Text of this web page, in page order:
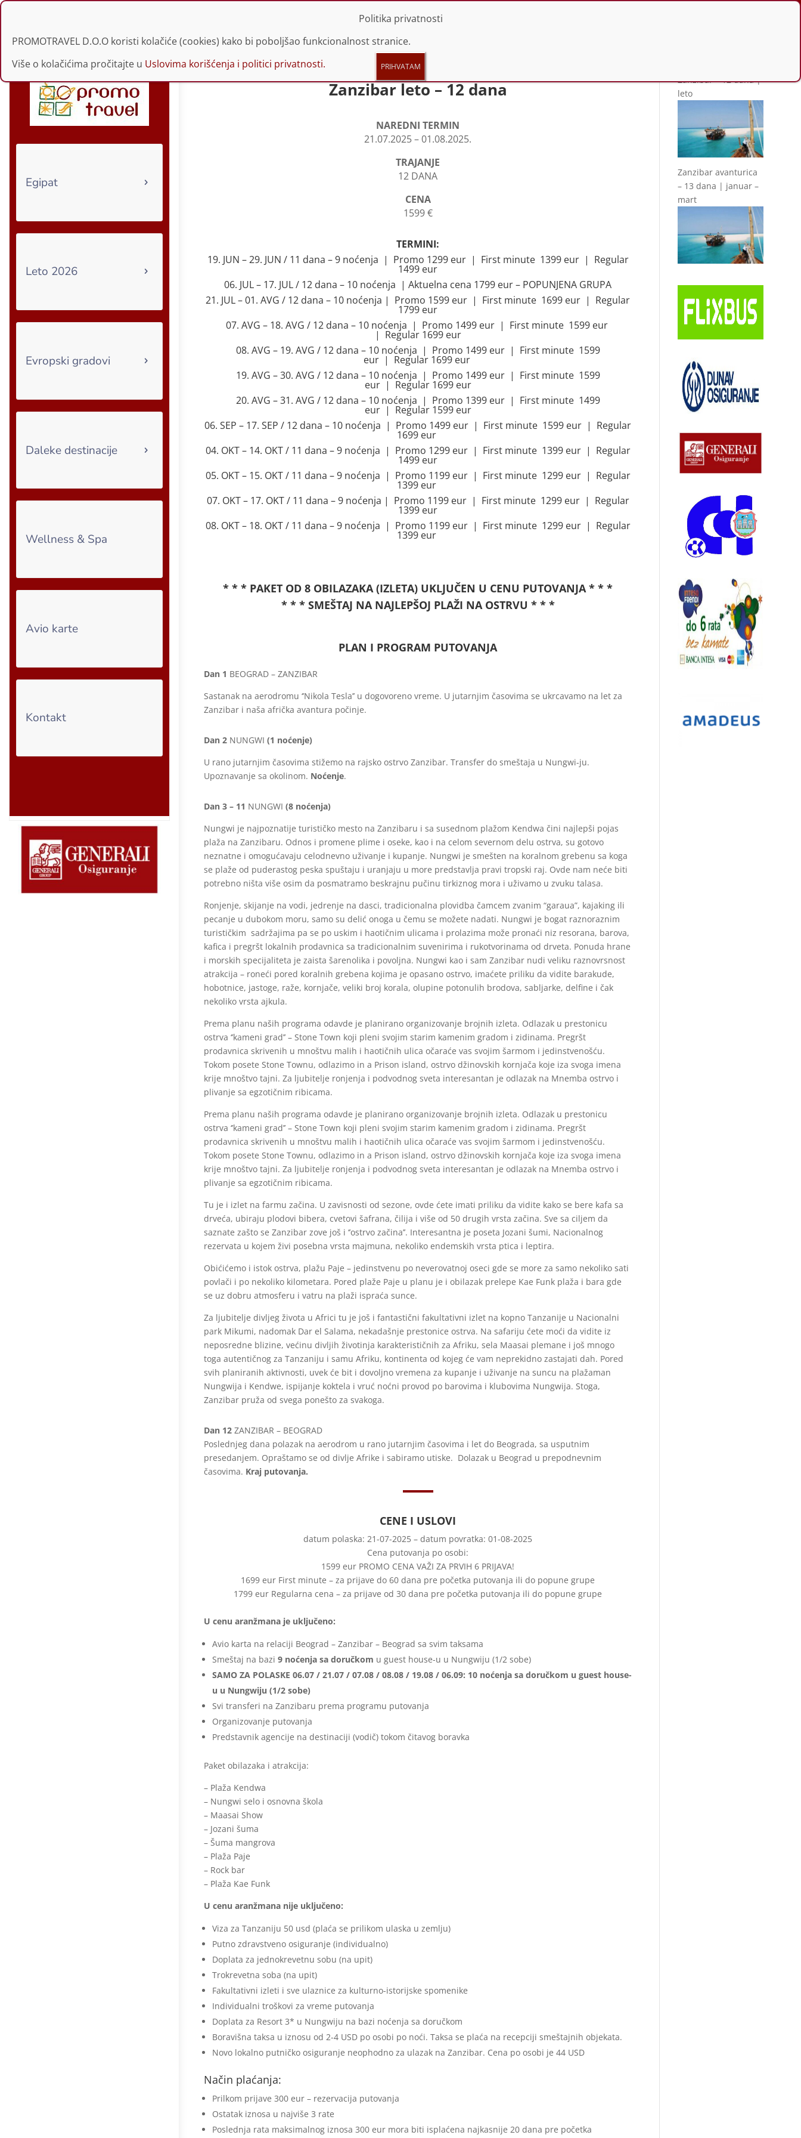
Egipat
Leto 2026
Evropski gradovi
Daleke destinacije
Wellness & Spa
Avio karte
Kontakt
Zanzibar leto – 12 dana
NAREDNI TERMIN
21.07.2025 – 01.08.2025.
TRAJANJE
12 DANA
CENA
1599 €
TERMINI:
19. JUN – 29. JUN / 11 dana – 9 noćenja | Promo 1299 eur | First minute 1399 eur | Regular
1499 eur
06. JUL – 17. JUL / 12 dana – 10 noćenja | Aktuelna cena 1799 eur – POPUNJENA GRUPA
21. JUL – 01. AVG / 12 dana – 10 noćenja | Promo 1599 eur | First minute 1699 eur | Regular
1799 eur
07. AVG – 18. AVG / 12 dana – 10 noćenja | Promo 1499 eur | First minute 1599 eur
| Regular 1699 eur
08. AVG – 19. AVG / 12 dana – 10 noćenja | Promo 1499 eur | First minute 1599
eur | Regular 1699 eur
19. AVG – 30. AVG / 12 dana – 10 noćenja | Promo 1499 eur | First minute 1599
eur | Regular 1699 eur
20. AVG – 31. AVG / 12 dana – 10 noćenja | Promo 1399 eur | First minute 1499
eur | Regular 1599 eur
06. SEP – 17. SEP / 12 dana – 10 noćenja | Promo 1499 eur | First minute 1599 eur | Regular
1699 eur
04. OKT – 14. OKT / 11 dana – 9 noćenja | Promo 1299 eur | First minute 1399 eur | Regular
1499 eur
05. OKT – 15. OKT / 11 dana – 9 noćenja | Promo 1199 eur | First minute 1299 eur | Regular
1399 eur
07. OKT – 17. OKT / 11 dana – 9 noćenja | Promo 1199 eur | First minute 1299 eur | Regular
1399 eur
08. OKT – 18. OKT / 11 dana – 9 noćenja | Promo 1199 eur | First minute 1299 eur | Regular
1399 eur
* * * PAKET OD 8 OBILAZAKA (IZLETA) UKLJUČEN U CENU PUTOVANJA * * *
* * * SMEŠTAJ NA NAJLEPŠOJ PLAŽI NA OSTRVU * * *
PLAN I PROGRAM PUTOVANJA
Dan 1 BEOGRAD – ZANZIBAR
Sastanak na aerodromu ‘’Nikola Tesla’’ u dogovoreno vreme. U jutarnjim časovima se ukrcavamo na let za
Zanzibar i naša afrička avantura počinje.
Dan 2 NUNGWI (1 noćenje)
U rano jutarnjim časovima stižemo na rajsko ostrvo Zanzibar. Transfer do smeštaja u Nungwi-ju.
Upoznavanje sa okolinom. Noćenje.​
Dan 3 – 11 NUNGWI (8 noćenja)
Nungwi je najpoznatije turističko mesto na Zanzibaru i sa susednom plažom Kendwa čini najlepši pojas
plaža na Zanzibaru. Odnos i promene plime i oseke, kao i na celom severnom delu ostrva, su gotovo
neznatne i omogućavaju celodnevno uživanje i kupanje. Nungwi je smešten na koralnom grebenu sa koga
se plaže od puderastog peska spuštaju i uranjaju u more predstavlja pravi tropski raj. Ovde nam neće biti
potrebno ništa više osim da posmatramo beskrajnu pučinu tirkiznog mora i uživamo u zvuku talasa.
Ronjenje, skijanje na vodi, jedrenje na dasci, tradicionalna plovidba čamcem zvanim “garaua”, kajaking ili
pecanje u dubokom moru, samo su delić onoga u čemu se možete nadati. Nungwi je bogat raznoraznim
turističkim sadržajima pa se po uskim i haotičnim ulicama i prolazima može pronaći niz resorana, barova,
kafica i pregršt lokalnih prodavnica sa tradicionalnim suvenirima i rukotvorinama od drveta. Ponuda hrane
i morskih specijaliteta je zaista šarenolika i povoljna. Nungwi kao i sam Zanzibar nudi veliku raznovrsnost
atrakcija – roneći pored koralnih grebena kojima je opasano ostrvo, imaćete priliku da vidite barakude,
hobotnice, jastoge, raže, kornjače, veliki broj korala, olupine potonulih brodova, sabljarke, delfine i čak
nekoliko vrsta ajkula.
Prema planu naših programa odavde je planirano organizovanje brojnih izleta. Odlazak u prestonicu
ostrva ‘’kameni grad’’ – Stone Town koji pleni svojim starim kamenim gradom i zidinama. Pregršt
prodavnica skrivenih u mnoštvu malih i haotičnih ulica očaraće vas svojim šarmom i jedinstvenošću.
Tokom posete Stone Townu, odlazimo in a Prison island, ostrvo džinovskih kornjača koje iza svoga imena
krije mnoštvo tajni. Za ljubitelje ronjenja i podvodnog sveta interesantan je odlazak na Mnemba ostrvo i
plivanje sa egzotičnim ribicama.
Prema planu naših programa odavde je planirano organizovanje brojnih izleta. Odlazak u prestonicu
ostrva ‘’kameni grad’’ – Stone Town koji pleni svojim starim kamenim gradom i zidinama. Pregršt
prodavnica skrivenih u mnoštvu malih i haotičnih ulica očaraće vas svojim šarmom i jedinstvenošću.
Tokom posete Stone Townu, odlazimo in a Prison island, ostrvo džinovskih kornjača koje iza svoga imena
krije mnoštvo tajni. Za ljubitelje ronjenja i podvodnog sveta interesantan je odlazak na Mnemba ostrvo i
plivanje sa egzotičnim ribicama.
Tu je i izlet na farmu začina. U zavisnosti od sezone, ovde ćete imati priliku da vidite kako se bere kafa sa
drveća, ubiraju plodovi bibera, cvetovi šafrana, čilija i više od 50 drugih vrsta začina. Sve sa ciljem da
saznate zašto se Zanzibar zove još i ‘’ostrvo začina’’. Interesantna je poseta Jozani šumi, Nacionalnog
rezervata u kojem živi posebna vrsta majmuna, nekoliko endemskih vrsta ptica i leptira.
Obićićemo i istok ostrva, plažu Paje – jedinstvenu po neverovatnoj oseci gde se more za samo nekoliko sati
povlači i po nekoliko kilometara. Pored plaže Paje u planu je i obilazak prelepe Kae Funk plaža i bara gde
se uz dobru atmosferu i vatru na plaži ispraća sunce.
Za ljubitelje divljeg života u Africi tu je još i fantastični fakultativni izlet na kopno Tanzanije u Nacionalni
park Mikumi, nadomak Dar el Salama, nekadašnje prestonice ostrva. Na safariju ćete moći da vidite iz
neposredne blizine, većinu divljih životinja karakterističnih za Afriku, sela Maasai plemane i još mnogo
toga autentičnog za Tanzaniju i samu Afriku, kontinenta od kojeg će vam neprekidno zastajati dah. Pored
svih planiranih aktivnosti, uvek će bit i dovoljno vremena za kupanje i uživanje na suncu na plažaman
Nungwija i Kendwe, ispijanje koktela i vruć noćni provod po barovima i klubovima Nungwija. Stoga,
Zanzibar pruža od svega ponešto za svakoga.
Dan 12 ZANZIBAR – BEOGRAD
Poslednjeg dana polazak na aerodrom u rano jutarnjim časovima i let do Beograda, sa usputnim
presedanjem. Opraštamo se od divlje Afrike i sabiramo utiske. Dolazak u Beograd u prepodnevnim
časovima. Kraj putovanja.
CENE I USLOVI
datum polaska: 21-07-2025 – datum povratka: 01-08-2025
Cena putovanja po osobi:
1599 eur PROMO CENA VAŽI ZA PRVIH 6 PRIJAVA!
1699 eur First minute – za prijave do 60 dana pre početka putovanja ili do popune grupe
1799 eur Regularna cena – za prijave od 30 dana pre početka putovanja ili do popune grupe
U cenu aranžmana je uključeno:
Avio karta na relaciji Beograd – Zanzibar – Beograd sa svim taksama
Smeštaj na bazi 9 noćenja sa doručkom u guest house-u u Nungwiju (1/2 sobe)
SAMO ZA POLASKE 06.07 / 21.07 / 07.08 / 08.08 / 19.08 / 06.09: 10 noćenja sa doručkom u guest house-
u u Nungwiju (1/2 sobe)
Svi transferi na Zanzibaru prema programu putovanja
Organizovanje putovanja
Predstavnik agencije na destinaciji (vodič) tokom čitavog boravka
Paket obilazaka i atrakcija:
– Plaža Kendwa
– Nungwi selo i osnovna škola
– Maasai Show
– Jozani šuma
– Šuma mangrova
– Plaža Paje
– Rock bar
– Plaža Kae Funk
U cenu aranžmana nije uključeno:
Viza za Tanzaniju 50 usd (plaća se prilikom ulaska u zemlju)
Putno zdravstveno osiguranje (individualno)
Doplata za jednokrevetnu sobu (na upit)
Trokrevetna soba (na upit)
Fakultativni izleti i sve ulaznice za kulturno-istorijske spomenike
Individualni troškovi za vreme putovanja
Doplata za Resort 3* u Nungwiju na bazi noćenja sa doručkom
Boravišna taksa u iznosu od 2-4 USD po osobi po noći. Taksa se plaća na recepciji smeštajnih objekata.
Novo lokalno putničko osiguranje neophodno za ulazak na Zanzibar. Cena po osobi je 44 USD
Način plaćanja:
Prilkom prijave 300 eur – rezervacija putovanja
Ostatak iznosa u najviše 3 rate
Poslednja rata maksimalnog iznosa 300 eur mora biti isplaćena najkasnije 20 dana pre početka
Zanzibar – 12 dana |
leto
Zanzibar avanturica
– 13 dana | januar –
mart
Politika privatnosti
PROMOTRAVEL D.O.O koristi kolačiće (cookies) kako bi poboljšao funkcionalnost stranice.
Više o kolačićima pročitajte u Uslovima korišćenja i politici privatnosti.